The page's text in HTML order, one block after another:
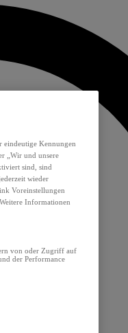
eindeutige Kennungen
„Wir und unsere
sind, sind
wieder
Voreinstellungen
Informationen
von oder Zugriff auf
der Performance